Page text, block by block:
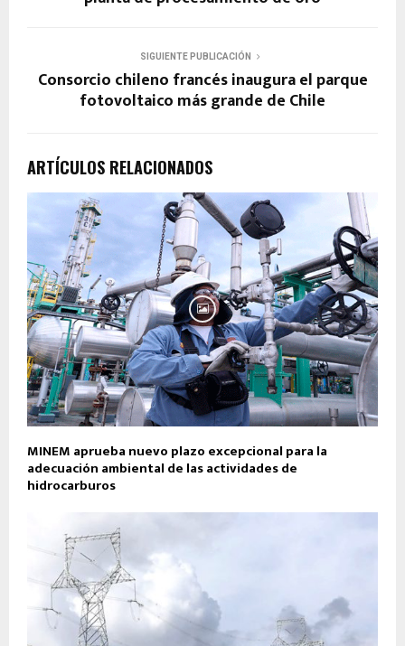
SIGUIENTE PUBLICACIÓN
Consorcio chileno francés inaugura el parque
fotovoltaico más grande de Chile
ARTÍCULOS RELACIONADOS
MINEM aprueba nuevo plazo excepcional para la
adecuación ambiental de las actividades de
hidrocarburos